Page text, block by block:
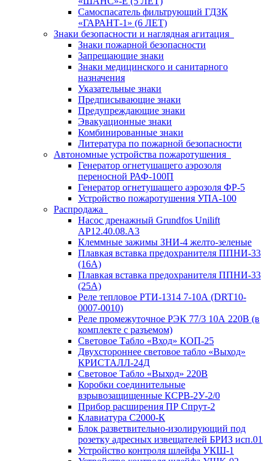
Самоспасатель фильтрующий ГДЗК
«ГАРАНТ-1» (6 ЛЕТ)
Знаки безопасности и наглядная агитация
Знаки пожарной безопасности
Запрещающие знаки
Знаки медицинского и санитарного
назначения
Указательные знаки
Предписывающие знаки
Предупреждающие знаки
Эвакуационные знаки
Комбинированные знаки
Литература по пожарной безопасности
Автономные устройства пожаротушения
Генератор огнетушащего аэрозоля
переносной РАФ-100П
Генератор огнетушащего аэрозоля ФР-5
Устройство пожаротушения УПА-100
Распродажа
Насос дренажный Grundfos Unilift
АP12.40.08.A3
Клеммные зажимы ЗНИ-4 желто-зеленые
Плавкая вставка предохранителя ППНИ-33
(16А)
Плавкая вставка предохранителя ППНИ-33
(25А)
Реле тепловое РТИ-1314 7-10А (DRT10-
0007-0010)
Реле промежуточное РЭК 77/3 10А 220В (в
комплекте с разъемом)
Световое Табло «Вход» КОП-25
Двухстороннее световое табло «Выход»
КРИСТАЛЛ-24Д
Световое Табло «Выход» 220В
Коробки соединительные
взрывозащищенные КСРВ-2У-2/0
Прибор расширения ПР Спрут-2
Клавиатура С2000-К
Блок разветвительно-изолирующий под
розетку адресных извещателей БРИЗ исп.01
Устройство контроля шлейфа УКШ-1